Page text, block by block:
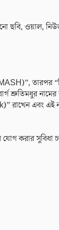
ছবি, ওয়াল,
শ্রুতিমধুর
রাখেন এবং এই
করার সুবিধা